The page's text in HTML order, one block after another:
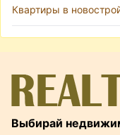
Квартиры в
Выбирай